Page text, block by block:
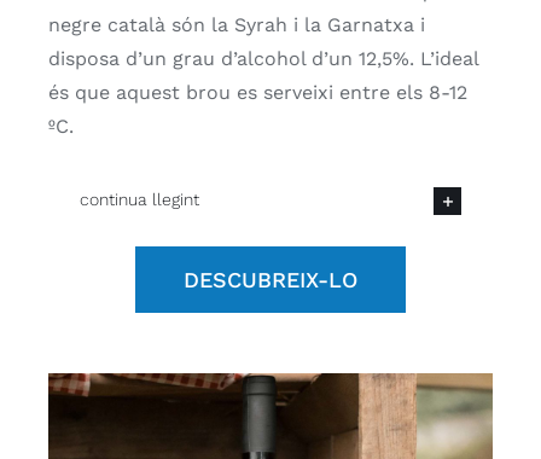
negre català són la Syrah i la Garnatxa i
disposa d’un grau d’alcohol d’un 12,5%. L’ideal
és que aquest brou es serveixi entre els 8-12
ºC.
continua llegint
DESCUBREIX-LO